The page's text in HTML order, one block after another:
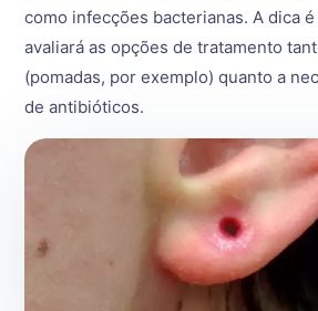
como infecções bacterianas. A dica
avaliará as opções de tratamento
(pomadas, por exemplo) quanto a
de antibióticos.